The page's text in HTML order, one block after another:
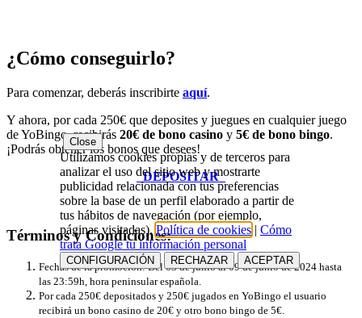
¿Cómo conseguirlo?
Para comenzar, deberás inscribirte aquí.
Y ahora, por cada 250€ que deposites y juegues en cualquier juego
de YoBingo, recibirás 20€ de bono casino y 5€ de bono bingo.
¡Podrás obtener los bonos que desees!
DEPOSITAR
Términos y Condiciones:
Fechas de la promoción: Del 03 de junio al 09 de junio de 2024 hasta
las 23:59h, hora peninsular española.
Por cada 250€ depositados y 250€ jugados en YoBingo el usuario
recibirá un bono casino de 20€ y otro bono bingo de 5€.
Close
Utilizamos cookies propias y de terceros para
analizar el uso del sitio web y mostrarte
publicidad relacionada con tus preferencias
sobre la base de un perfil elaborado a partir de
tus hábitos de navegación (por ejemplo,
páginas visitadas). Política de cookies | Cómo
trata Google tu información personal
CONFIGURACIÓN RECHAZAR ACEPTAR